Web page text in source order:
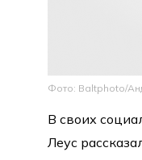
Фото: Baltphoto/
В своих
Леус